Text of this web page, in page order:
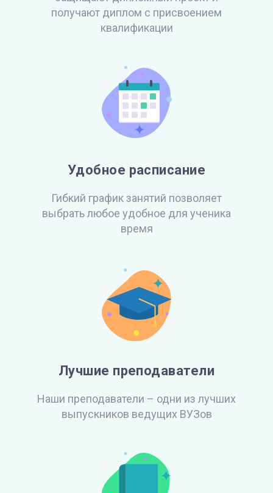
получают диплом с присвоением
квалификации
Удобное расписание
Гибкий график занятий позволяет
выбрать любое удобное для ученика
время
Лучшие преподаватели
Наши преподаватели – одни из лучших
выпускников ведущих ВУЗов